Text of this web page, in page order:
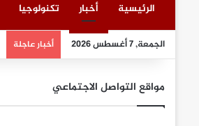
الرئيسية أخبار تكنولوجيا
الجمعة, 7 أغسطس 2026 أخبار عاجلة
مواقع التواصل الاجتماعي